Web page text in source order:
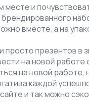
и
вместе, а на
презентов в
на новой работе
на новой работе,
каждой
и так можно